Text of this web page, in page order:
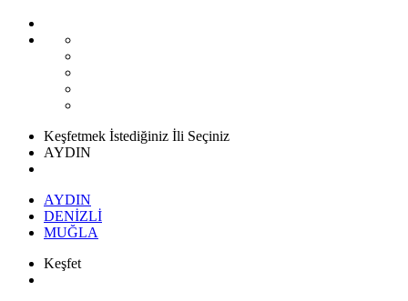
Keşfetmek İstediğiniz İli Seçiniz
AYDIN
AYDIN
DENİZLİ
MUĞLA
Keşfet